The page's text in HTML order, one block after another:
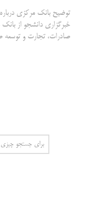
خبرگزاری دانشجو از
صادرات، تجارت و توسعه